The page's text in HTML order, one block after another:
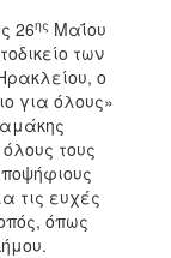
26ης Μαΐου
των
ο
για όλους»
τους
τις ευχές
όπως